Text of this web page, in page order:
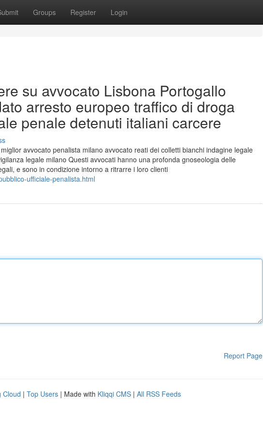
Groups Register Login
su avvocato Lisbona Portogallo
arresto europeo traffico di droga
penale detenuti italiani carcere
avvocato penalista milano avvocato reati dei colletti bianchi indagine legale
legale milano Questi avvocati hanno una profonda gnoseologia delle
e sono in condizione intorno a ritrarre i loro clienti
ufficiale-penalista.html
Report Page
Cloud | Top Users | Made with Kliqqi CMS | All RSS Feeds